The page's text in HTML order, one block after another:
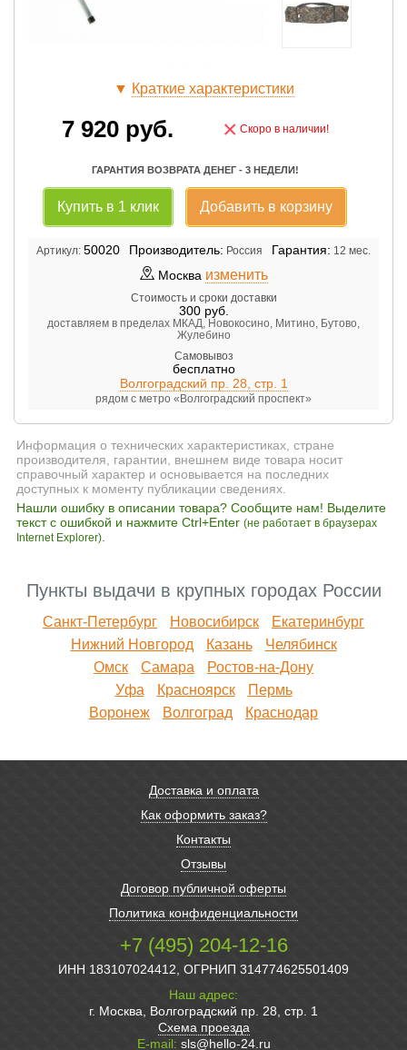
▼ Краткие характеристики
7 920 руб. × Скоро в наличии!
ГАРАНТИЯ ВОЗВРАТА ДЕНЕГ - 3 НЕДЕЛИ!
Купить в 1 клик Добавить в корзину
Артикул: 50020 Производитель: Россия Гарантия: 12 мес.
Москва изменить
Стоимость и сроки доставки
300руб.
доставляем в пределах МКАД, Новокосино, Митино, Бутово,
Жулебино
Самовывоз
бесплатно
Волгоградский пр. 28, стр. 1
рядом с метро «Волгоградский проспект»
Информация о технических характеристиках, стране
производителя, гарантии, внешнем виде товара носит
справочный характер и основывается на последних
доступных к моменту публикации сведениях.
Нашли ошибку в описании товара? Сообщите нам! Выделите
текст с ошибкой и нажмите Ctrl+Enter (не работает в браузерах
Internet Explorer)
Пункты выдачи в крупных городах России
Санкт-Петербург Новосибирск
Екатеринбург
Нижний Новгород
Казань
Челябинск
Омск
Самара
Ростов-на-Дону
Уфа
Красноярск
Пермь
Воронеж
Волгоград Краснодар
Доставка и оплата
Как оформить заказ?
Контакты
Отзывы
Договор публичной оферты
Политика конфиденциальности
+7 (495) 204-12-16
ИНН 183107024412, ОГРНИП 314774625501409
Наш адрес:
г. Москва, Волгоградский пр. 28, стр. 1
Схема проезда
E-mail: sls@hello-24.ru